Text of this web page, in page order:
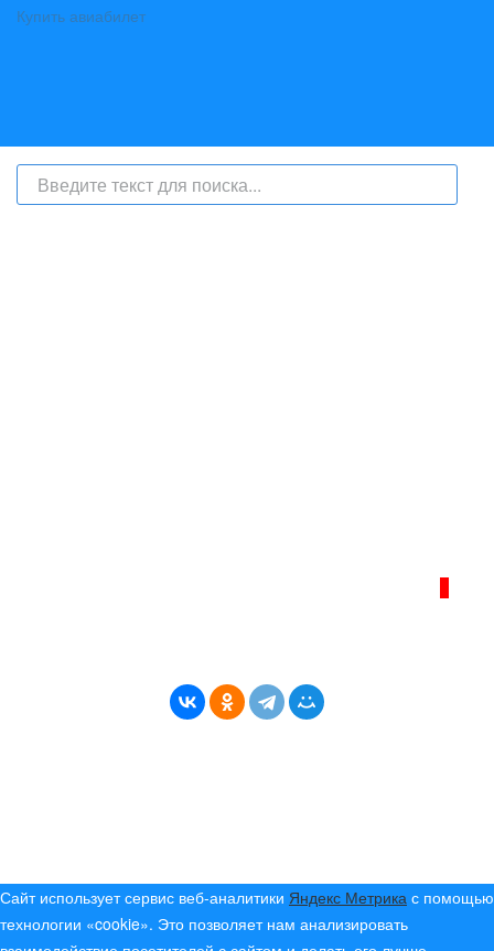
Купить авиабилет
Сайт использует сервис веб-аналитики Яндекс Метрика с помощью
технологии «cookie». Это позволяет нам анализировать